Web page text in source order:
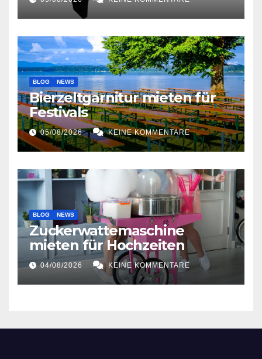
BLOG NEWS
Bierzeltgarnitur mieten für
Festivals
05/08/2026 KEINE KOMMENTARE
BLOG NEWS
Zuckerwattemaschine
mieten für Hochzeiten
04/08/2026 KEINE KOMMENTARE